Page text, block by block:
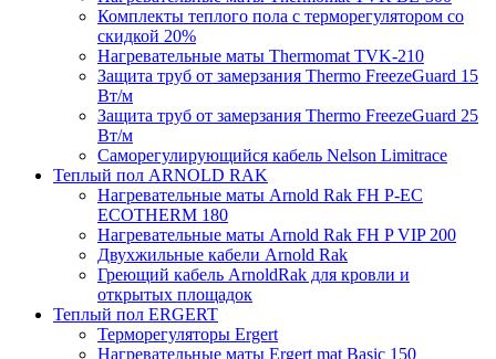
Комплекты теплого пола с терморегулятором со
скидкой 20%
Нагревательные маты Thermomat TVK-210
Защита труб от замерзания Thermo FreezeGuard 15
Вт/м
Защита труб от замерзания Thermo FreezeGuard 25
Вт/м
Саморегулирующийся кабель Nelson Limitrace
Теплый пол ARNOLD RAK
Нагревательные маты Arnold Rak FH P-EC
ECOTHERM 180
Нагревательные маты Arnold Rak FH P VIP 200
Двухжильные кабели Arnold Rak
Греющий кабель ArnoldRak для кровли и
открытых площадок
Теплый пол ERGERT
Терморегуляторы Ergert
Нагревательные маты Ergert mat Basic 150